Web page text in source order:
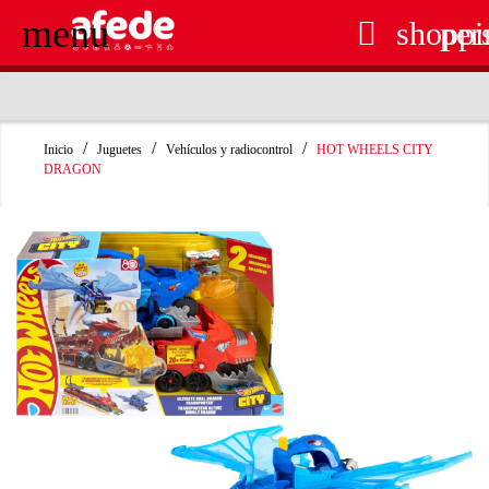
menu 
Inicio Juguetes Vehículos y radiocontrol
HOT WHEELS CITY
DRAGON